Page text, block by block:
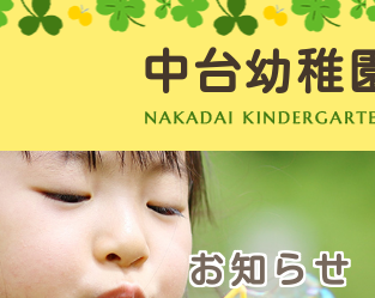
中台幼稚
お知らせ